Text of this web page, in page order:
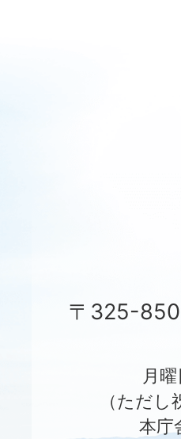
〒325-
月
（ただ
本庁